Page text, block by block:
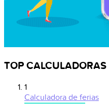
TOP CALCULADORAS
1
Calculadora de ferias